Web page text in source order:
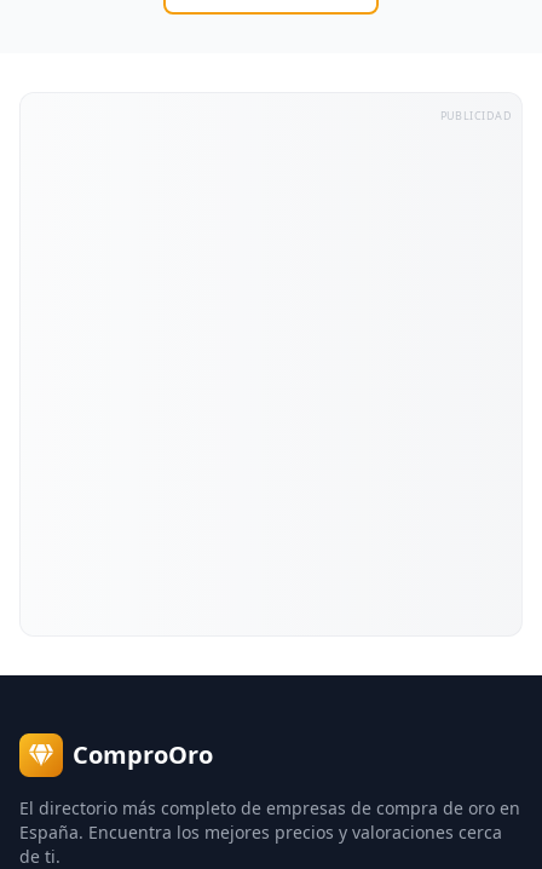
PUBLICIDAD
ComproOro
El directorio más completo de empresas de compra de oro en
España. Encuentra los mejores precios y valoraciones cerca
de ti.